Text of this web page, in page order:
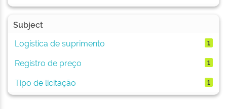
Subject
Logística de suprimento
1
Registro de preço 1
Tipo de licitação 1